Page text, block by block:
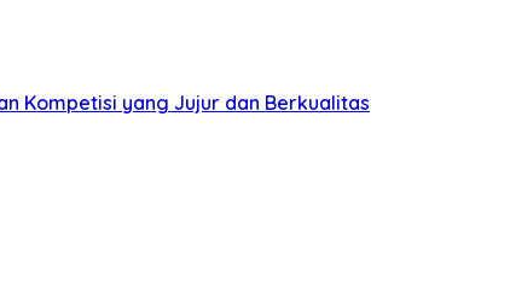
Kompetisi yang Jujur dan Berkualitas